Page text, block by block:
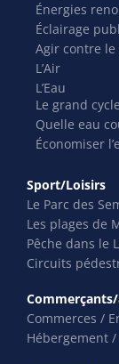
Énergies
Éclairage
Agir contre
L’Air
L’Eau
Le grand
Quelle eau
Économiser
Sport/Loisirs
Le Parc des
Les plages de
Pêche dans le
Circuits
Commerces /
Hébergement